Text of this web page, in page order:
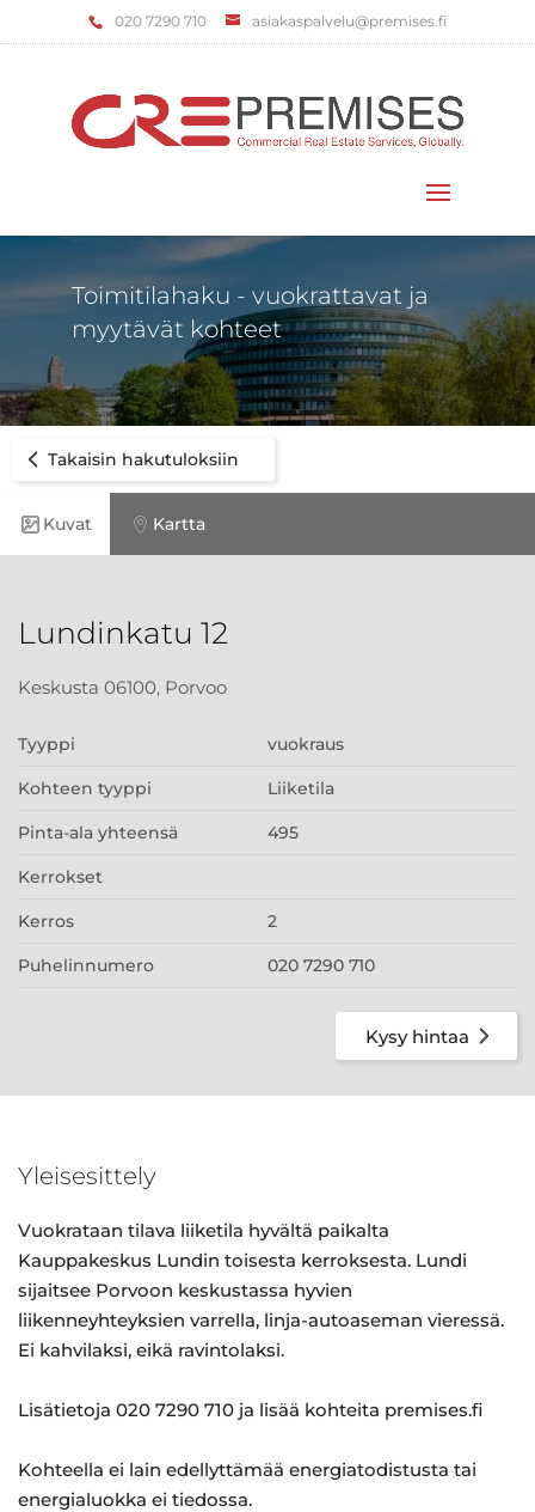
‌020 7290 710 asiakaspalvelu@premises.fi
Toimitilahaku - vuokrattavat ja
myytävät kohteet
Takaisin hakutuloksiin
Kuvat Kartta
Lundinkatu 12
Keskusta 06100, Porvoo
Tyyppi vuokraus
Kohteen tyyppi Liiketila
Pinta-ala yhteensä 495
Kerrokset
Kerros 2
Puhelinnumero 020 7290 710
Kysy hintaa
Yleisesittely
Vuokrataan tilava liiketila hyvältä paikalta
Kauppakeskus Lundin toisesta kerroksesta. Lundi
sijaitsee Porvoon keskustassa hyvien
liikenneyhteyksien varrella, linja-autoaseman vieressä.
Ei kahvilaksi, eikä ravintolaksi.
Lisätietoja 020 7290 710 ja lisää kohteita premises.fi
Kohteella ei lain edellyttämää energiatodistusta tai
energialuokka ei tiedossa.